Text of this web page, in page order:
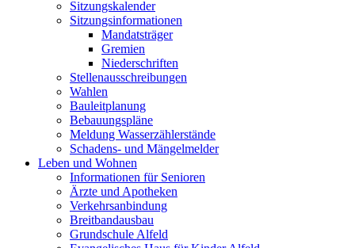
Sitzungskalender
Sitzungsinformationen
Mandatsträger
Gremien
Niederschriften
Stellenausschreibungen
Wahlen
Bauleitplanung
Bebauungspläne
Meldung Wasserzählerstände
Schadens- und Mängelmelder
Leben und Wohnen
Informationen für Senioren
Ärzte und Apotheken
Verkehrsanbindung
Breitbandausbau
Grundschule Alfeld